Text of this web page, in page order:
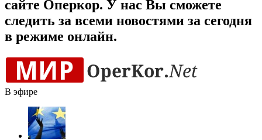
сайте Оперкор. У нас Вы сможете
следить за всеми новостями за сегодня
в режиме онлайн.
В эфире